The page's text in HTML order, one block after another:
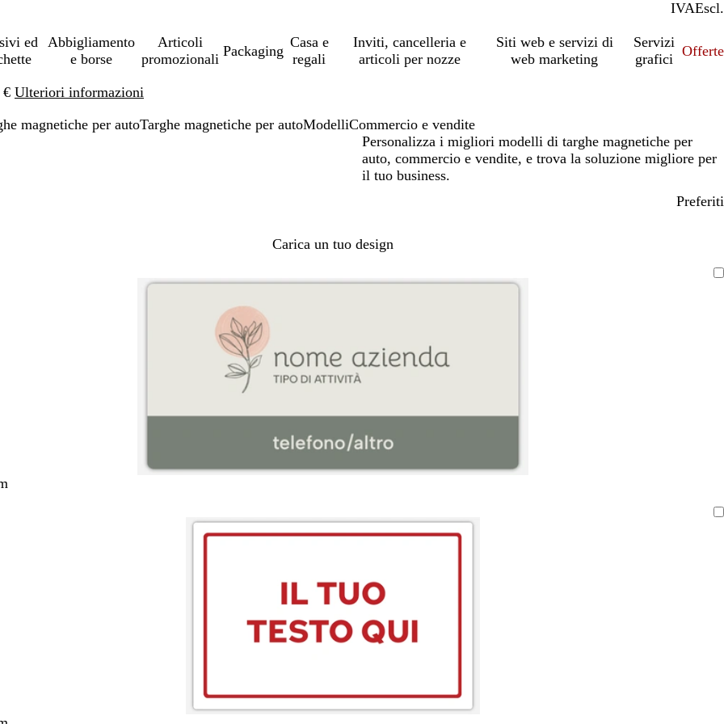
IVAIncl.
Escl.
ed
Abbigliamento
e borse
Articoli
promozionali
Packaging
Casa e
regali
Inviti, cancelleria e
articoli per nozze
Siti web e servizi di
web marketing
Servizi
grafici
Offerte
€ Ulteriori informazioni
magnetiche per autoTarghe magnetiche per autoModelliCommercio e vendite
Personalizza i migliori modelli di targhe magnetiche per
auto, commercio e vendite, e trova la soluzione migliore per
il tuo business.
Preferiti
Carica un tuo design